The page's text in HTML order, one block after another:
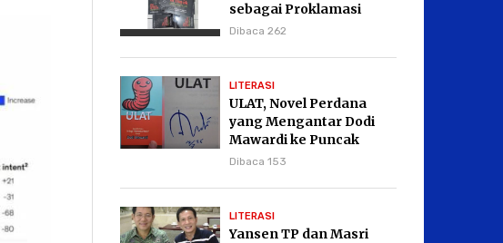
sebagai Proklamasi
Dibaca 262
LITERASI
ULAT, Novel Perdana
yang Mengantar Dodi
Mawardi ke Puncak
Karier Kepenulisan
Dibaca 153
LITERASI
Yansen TP dan Masri